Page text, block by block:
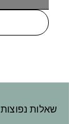
שאלות נפוצות